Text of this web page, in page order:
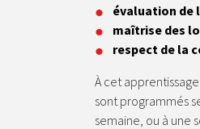
évaluation de
maîtrise des
respect de la
À cet
sont programmés
semaine, ou à une